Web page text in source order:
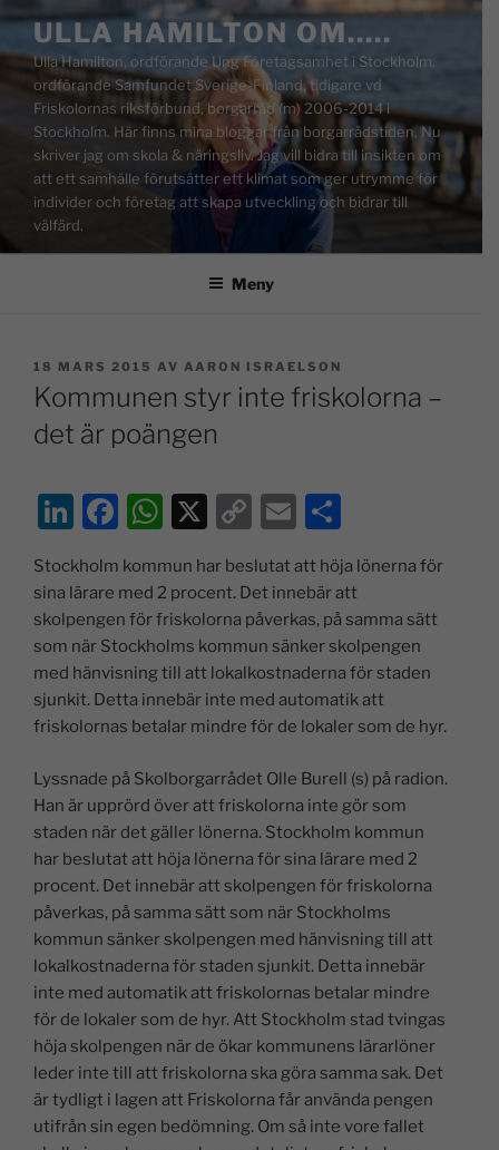
ULLA HAMILTON OM…..
Ulla Hamilton, ordförande Ung Företagsamhet i Stockholm,
ordförande Samfundet Sverige-Finland, tidigare vd
Friskolornas riksförbund, borgarråd (m) 2006-2014 i
Stockholm. Här finns mina bloggar från borgarrådstiden. Nu
skriver jag om skola & näringsliv. Jag vill bidra till insikten om
att ett samhälle förutsätter ett klimat som ger utrymme för
individer och företag att skapa utveckling och bidrar till
välfärd.
Meny
18 MARS 2015 AV AARON ISRAELSON
Kommunen styr inte friskolorna –
det är poängen
Li
k
e
dI
n
F
c
e
b
o
o
k
W
at
s
A
p
p
X
C
p
y
Li
n
k
E
ai
l
a
Stockholm kommun har beslutat att höja lönerna för
sina lärare med 2 procent. Det innebär att
skolpengen för friskolorna påverkas, på samma sätt
som när Stockholms kommun sänker skolpengen
med hänvisning till att lokalkostnaderna för staden
sjunkit. Detta innebär inte med automatik att
friskolornas betalar mindre för de lokaler som de hyr.
Lyssnade på Skolborgarrådet Olle Burell (s) på radion.
Han är upprörd över att friskolorna inte gör som
staden när det gäller lönerna. Stockholm kommun
har beslutat att höja lönerna för sina lärare med 2
procent. Det innebär att skolpengen för friskolorna
påverkas, på samma sätt som när Stockholms
kommun sänker skolpengen med hänvisning till att
lokalkostnaderna för staden sjunkit. Detta innebär
inte med automatik att friskolornas betalar mindre
för de lokaler som de hyr. Att Stockholm stad tvingas
höja skolpengen när de ökar kommunens lärarlöner
leder inte till att friskolorna ska göra samma sak. Det
är tydligt i lagen att Friskolorna får använda pengen
utifrån sin egen bedömning. Om så inte vore fallet